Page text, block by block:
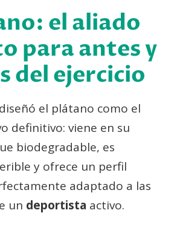
el aliado
para antes y
del ejercicio
el plátano como el
definitivo: viene en su
biodegradable, es
y ofrece un perfil
adaptado a las
un deportista activo.